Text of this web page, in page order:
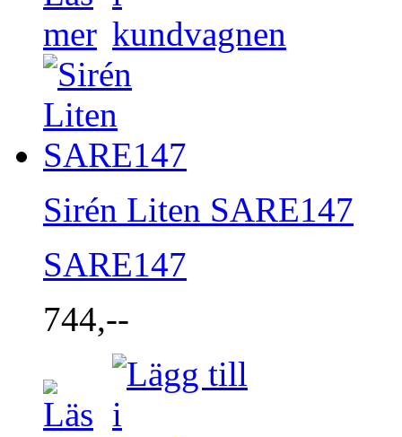
Sirén Liten SARE147
SARE147
744,--